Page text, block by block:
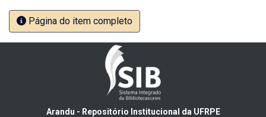
Página do item completo
Arandu - Repositório Institucional da UFRPE